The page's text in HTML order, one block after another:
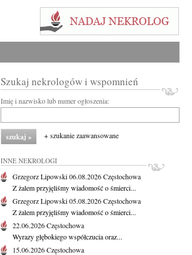
Szukaj nekrologów i wspomnień
Imię i nazwisko lub numer ogłoszenia:
+ szukanie zaawansowane
INNE NEKROLOGI
Grzegorz Lipowski06.08.2026Częstochowa
Z żalem przyjęliśmy wiadomość o śmierci...
Grzegorz Lipowski05.08.2026Częstochowa
Z żalem przyjęliśmy wiadomość o śmierci...
22.06.2026Częstochowa
Wyrazy głębokiego współczucia oraz...
15.06.2026Częstochowa